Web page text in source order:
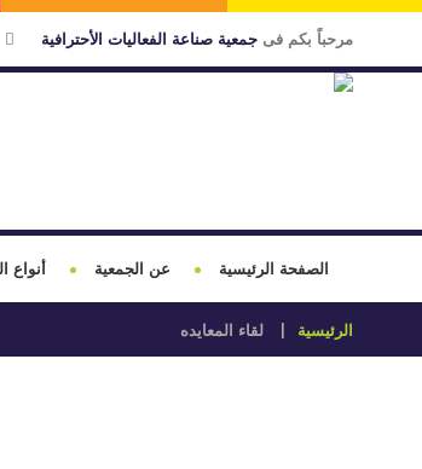
مرحباً بكم فى جمعية صناعة الفعاليات الأحترافية
الصفحة الرئيسية عن الجمعية أنواع
الرئيسية لقاء المعايده